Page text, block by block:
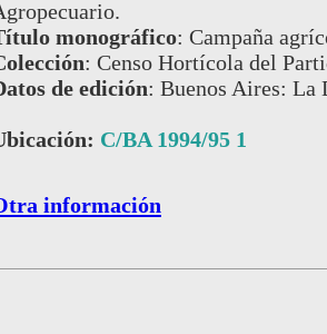
monográfico: Campaña
: Censo Hortícola del
de edición: Buenos Aires: La
C/BA 1994/95 1
información